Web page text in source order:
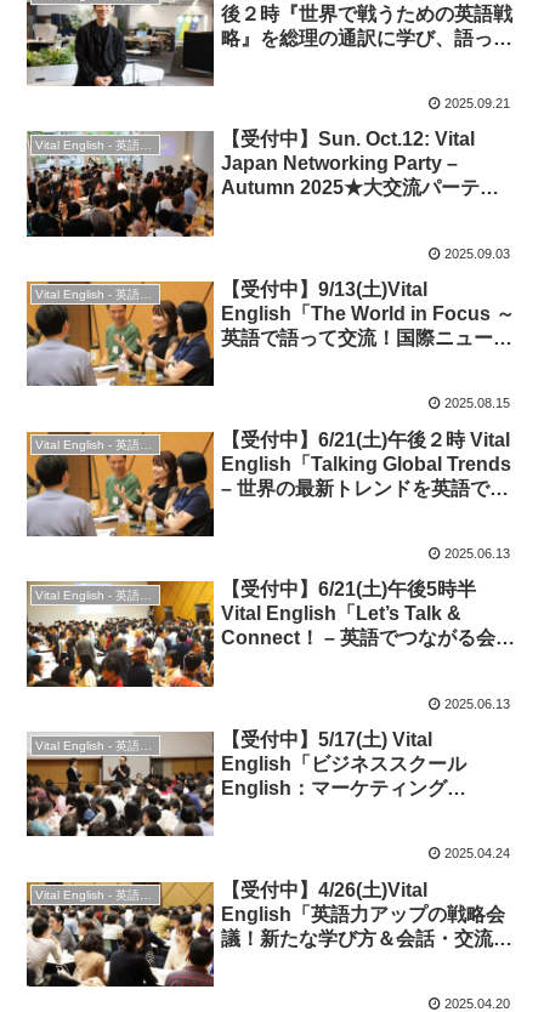
後２時『世界で戦うための英語戦
略』を総理の通訳に学び、語って
2025.09.21
Vital English - 英語勉強会
【受付中】Sun. Oct.12: Vital
Japan Networking Party –
Autumn 2025★大交流パーティ
2025.09.03
Vital English - 英語勉強会
【受付中】9/13(土)Vital
English「The World in Focus ～
英語で語って交流！国際ニュー
2025.08.15
Vital English - 英語勉強会
【受付中】6/21(土)午後２時 Vital
English「Talking Global Trends
– 世界の最新トレンドを英語で語
2025.06.13
Vital English - 英語勉強会
【受付中】6/21(土)午後5時半
Vital English「Let’s Talk &
Connect！ – 英語でつながる会話
2025.06.13
Vital English - 英語勉強会
【受付中】5/17(土) Vital
English「ビジネススクール
English：マーケティング
2025.04.24
Vital English - 英語勉強会
【受付中】4/26(土)Vital
English「英語力アップの戦略会
議！新たな学び方＆会話・交流で
2025.04.20